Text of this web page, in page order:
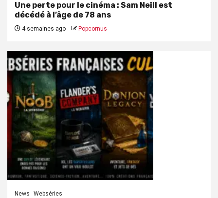
Une perte pour le cinéma : Sam Neill est
décédé à l’âge de 78 ans
4 semaines ago Popcornus
News Webséries